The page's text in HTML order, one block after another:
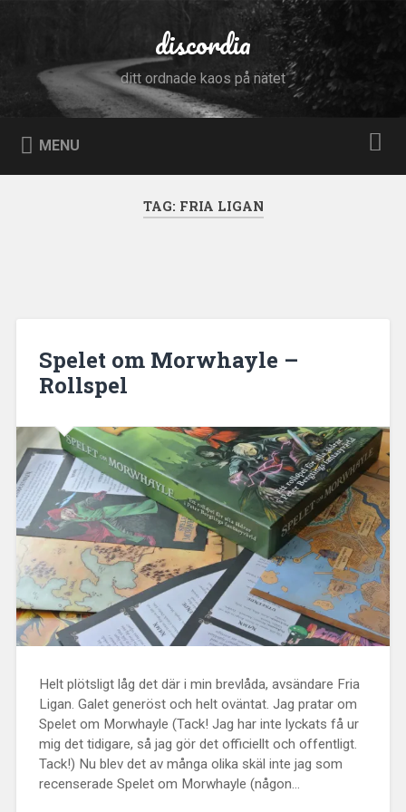
discordia
ditt ordnade kaos på nätet
MENU
TAG: FRIA LIGAN
Spelet om Morwhayle –
Rollspel
Helt plötsligt låg det där i min brevlåda, avsändare Fria
Ligan. Galet generöst och helt oväntat. Jag pratar om
Spelet om Morwhayle (Tack! Jag har inte lyckats få ur
mig det tidigare, så jag gör det officiellt och offentligt.
Tack!) Nu blev det av många olika skäl inte jag som
recenserade Spelet om Morwhayle (någon...